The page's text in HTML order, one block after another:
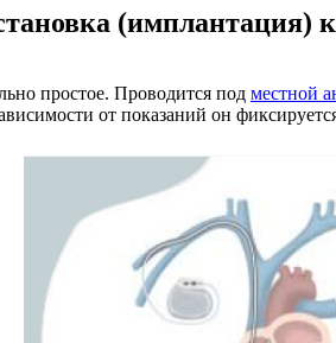
(имплантация)
простое. Проводится под местной
от показаний он